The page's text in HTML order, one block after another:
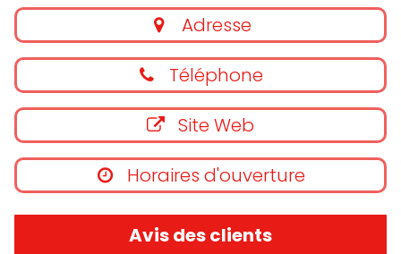
Adresse
Téléphone
Site Web
Horaires d'ouverture
Avis des clients